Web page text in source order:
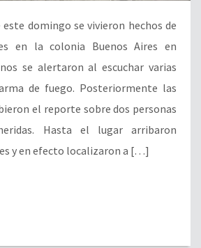
domingo se vivieron hechos de
en la colonia Buenos Aires en
se alertaron al escuchar varias
de fuego. Posteriormente las
el reporte sobre dos personas
Hasta el lugar arribaron
y en efecto localizaron a […]